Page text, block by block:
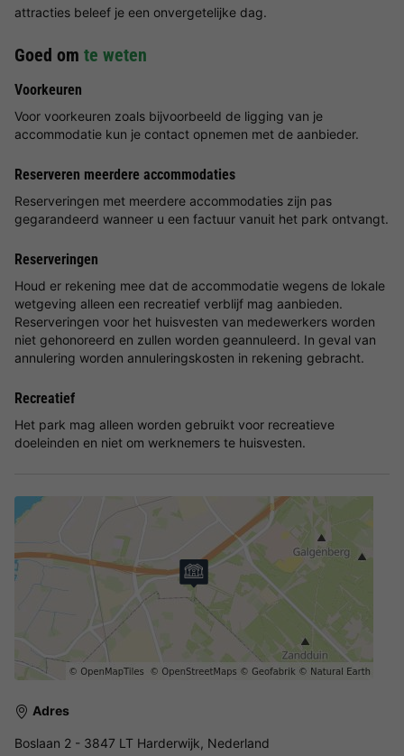
attracties beleef je een onvergetelijke dag.
Goed om te weten
Voorkeuren
Voor voorkeuren zoals bijvoorbeeld de ligging van je
accommodatie kun je contact opnemen met de aanbieder.
Reserveren meerdere accommodaties
Reserveringen met meerdere accommodaties zijn pas
gegarandeerd wanneer u een factuur vanuit het park ontvangt.
Reserveringen
Houd er rekening mee dat de accommodatie wegens de lokale
wetgeving alleen een recreatief verblijf mag aanbieden.
Reserveringen voor het huisvesten van medewerkers worden
niet gehonoreerd en zullen worden geannuleerd. In geval van
annulering worden annuleringskosten in rekening gebracht.
Recreatief
Het park mag alleen worden gebruikt voor recreatieve
doeleinden en niet om werknemers te huisvesten.
Adres
Boslaan 2 - 3847 LT Harderwijk, Nederland